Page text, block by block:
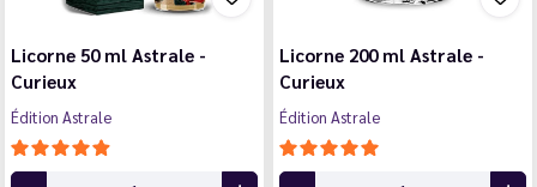
Licorne 50 ml Astrale -
Curieux
Édition Astrale
Licorne 200 ml Astrale -
Curieux
Édition Astrale